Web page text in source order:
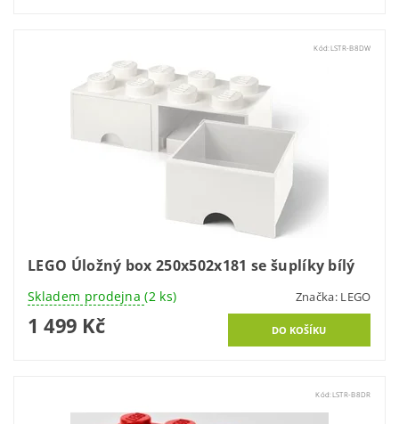
Kód: LSTR-B8DW
LEGO Úložný box 250x502x181 se šuplíky bílý
Skladem prodejna(2 ks) Značka: LEGO
1 499 Kč
Kód:LSTR-B8DR